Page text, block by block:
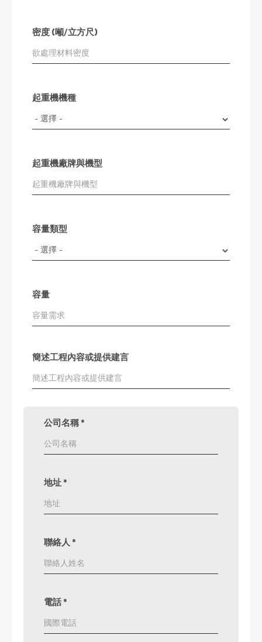
密度 (噸/立方尺)
起重機機種
起重機廠牌與機型
容量類型
容量
簡述工程內容或提供建言
公司名稱 *
地址 *
聯絡人 *
電話 *